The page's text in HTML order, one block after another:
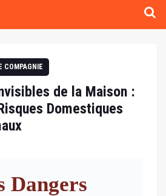
COMPAGNIE
de la Maison :
Domestiques
Dangers